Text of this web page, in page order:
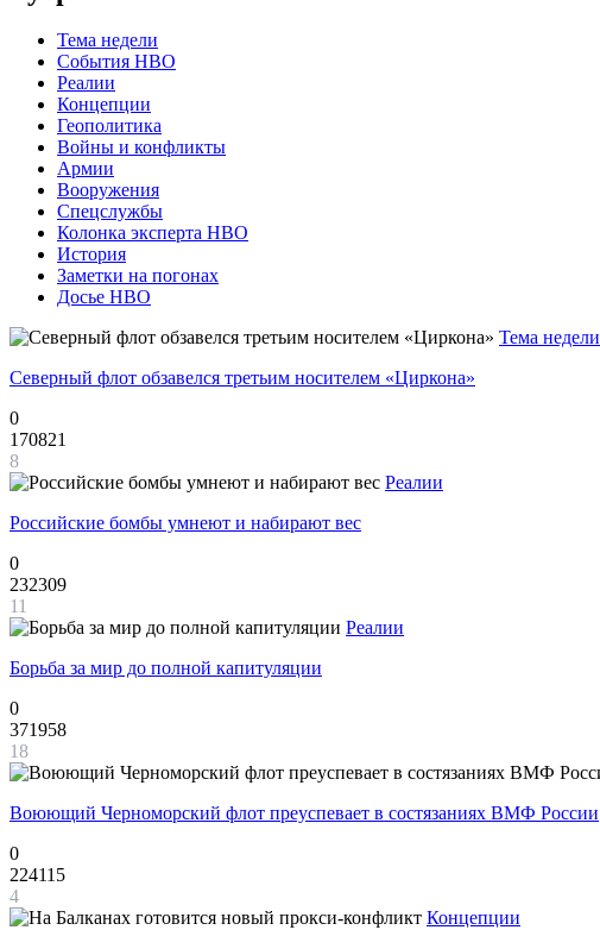
Тема недели
События НВО
Реалии
Концепции
Геополитика
Войны и конфликты
Армии
Вооружения
Спецслужбы
Колонка эксперта НВО
История
Заметки на погонах
Досье НВО
Тема недели
Северный флот обзавелся третьим носителем «Циркона»
0
170821
8
Реалии
Российские бомбы умнеют и набирают вес
0
232309
11
Реалии
Борьба за мир до полной капитуляции
0
371958
18
Воюющий Черноморский флот преуспевает в состязаниях ВМФ России
0
224115
4
Концепции